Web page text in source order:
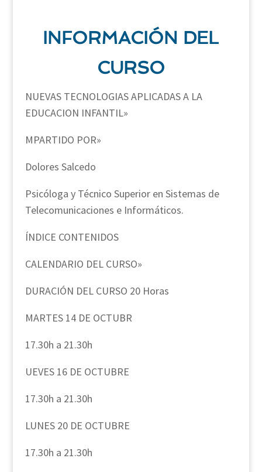
INFORMACIÓN DEL
CURSO
NUEVAS TECNOLOGIAS APLICADAS A LA
EDUCACION INFANTIL»
MPARTIDO POR»
Dolores Salcedo
Psicóloga y Técnico Superior en Sistemas de
Telecomunicaciones e Informáticos.
ÍNDICE CONTENIDOS
CALENDARIO DEL CURSO»
DURACIÓN DEL CURSO 20 Horas
MARTES 14 DE OCTUBR
17.30h a 21.30h
UEVES 16 DE OCTUBRE
17.30h a 21.30h
LUNES 20 DE OCTUBRE
17.30h a 21.30h